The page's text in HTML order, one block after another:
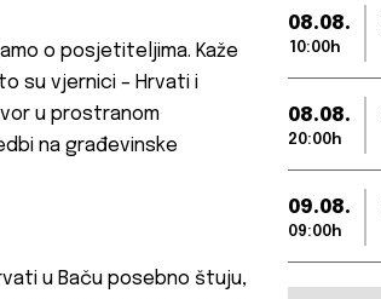
o posjetiteljima. Kaže
su vjernici – Hrvati i
u prostranom
na građevinske
u Baču posebno štuju,
08.08.
10:00h
08.08.
20:00h
09.08.
09:00h